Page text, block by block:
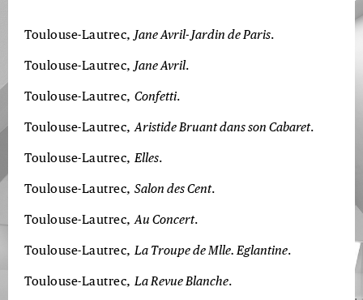
Toulouse-Lautrec, Jane Avril- Jardin de Paris.
Toulouse-Lautrec, Jane Avril.
Toulouse-Lautrec, Confetti.
Toulouse-Lautrec,Aristide Bruant dans son Cabaret.
Toulouse-Lautrec,Elles.
Toulouse-Lautrec, Salon des Cent.
Toulouse-Lautrec,Au Concert.
Toulouse-Lautrec,La Troupe de Mlle. Eglantine.
Toulouse-Lautrec,La Revue Blanche.